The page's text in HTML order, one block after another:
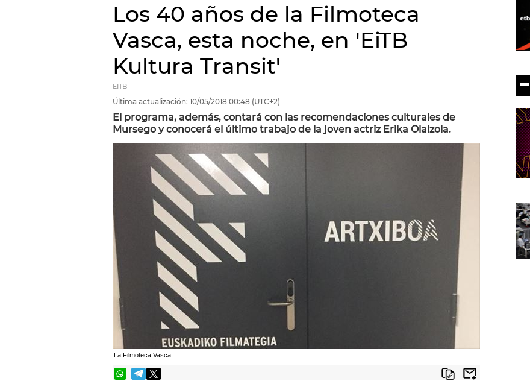
Los 40 años de la Filmoteca
Vasca, esta noche, en 'EiTB
Kultura Transit'
EITB
Última actualización: 10/05/2018 00:48 (UTC+2)
El programa, además, contará con las recomendaciones culturales de
Mursego y conocerá el último trabajo de la joven actriz Erika Olaizola.
La Filmoteca Vasca